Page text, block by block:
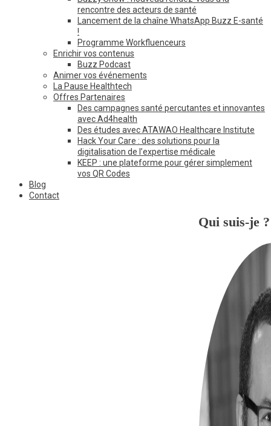
rencontre des acteurs de santé
Lancement de la chaîne WhatsApp Buzz E-santé
!
Programme Workfluenceurs
Enrichir vos contenus
Buzz Podcast
Animer vos événements
La Pause Healthtech
Offres Partenaires
Des campagnes santé percutantes et innovantes
avec Ad4health
Des études avec ATAWAO Healthcare Institute
Hack Your Care : des solutions pour la
digitalisation de l’expertise médicale
KEEP : une plateforme pour gérer simplement
vos QR Codes
Blog
Contact
Qui suis-je ?